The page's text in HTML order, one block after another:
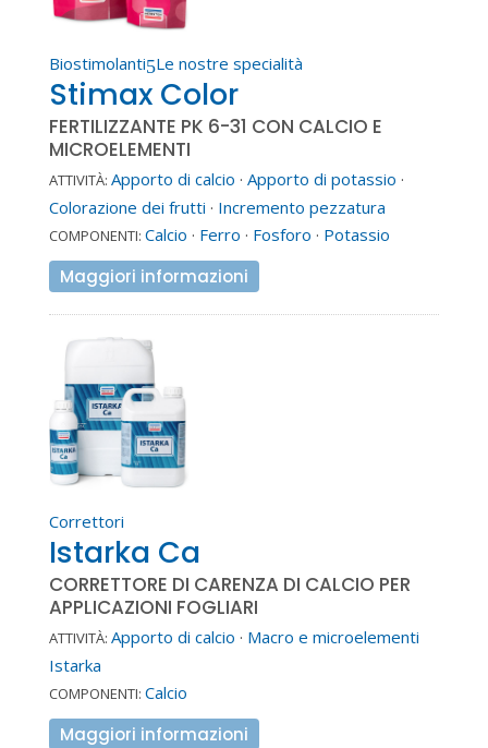
Biostimolanti5Le nostre specialità
Stimax Color
FERTILIZZANTE PK 6-31 CON CALCIO E
MICROELEMENTI
ATTIVITÀ: Apporto di calcio · Apporto di potassio ·
Colorazione dei frutti · Incremento pezzatura
COMPONENTI: Calcio · Ferro · Fosforo · Potassio
Maggiori informazioni
Correttori
Istarka Ca
CORRETTORE DI CARENZA DI CALCIO PER
APPLICAZIONI FOGLIARI
ATTIVITÀ: Apporto di calcio · Macro e microelementi
Istarka
COMPONENTI: Calcio
Maggiori informazioni